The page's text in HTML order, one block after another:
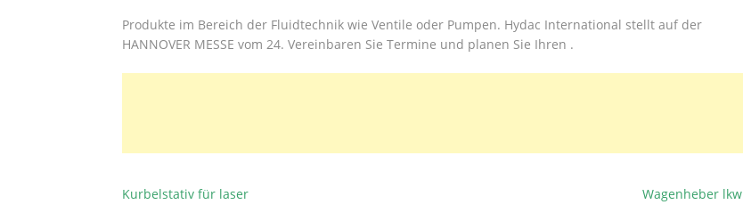
Produkte im Bereich der Fluidtechnik wie Ventile oder Pumpen. Hydac International stellt auf der
HANNOVER MESSE vom 24. Vereinbaren Sie Termine und planen Sie Ihren .
BEITRAGSNAVIGATION
Kurbelstativ für laser Wagenheber lkw